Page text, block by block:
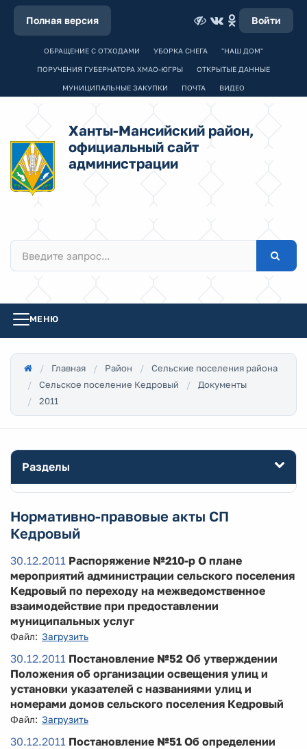
Полная версия Войти
ОБРАЩЕНИЕ С ОТХОДАМИ УБОРКА СНЕГА "НАШ ДОМ"
ПОРУЧЕНИЯ ГУБЕРНАТОРА ХМАО-ЮГРЫ ОТКРЫТЫЕ ДАННЫЕ
МУНИЦИПАЛЬНЫЕ ЗАКУПКИ ПОЧТА ВИДЕО
Ханты-Мансийский район,
официальный сайт
администрации
МЕНЮ
Главная Район
Сельские поселения района
Сельское поселение Кедровый
Документы
2011
Разделы
Нормативно-правовые акты СП
Кедровый
30.12.2011 Распоряжение №210-р О плане
мероприятий администрации сельского поселения
Кедровый по переходу на межведомственное
взаимодействие при предоставлении
муниципальных услуг
Файл: Загрузить
30.12.2011 Постановление №52 Об утверждении
Положения об организации освещения улиц и
установки указателей с названиями улиц и
номерами домов сельского поселения Кедровый
Файл: Загрузить
30.12.2011 Постановление №51 Об определении